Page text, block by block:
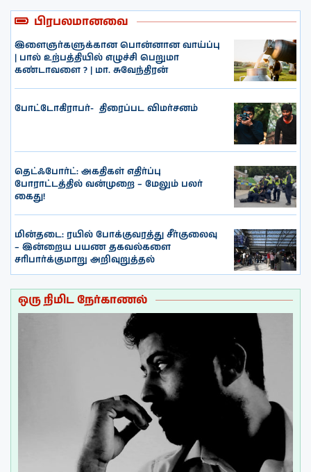
பிரபலமானவை
இளைஞர்களுக்கான பொன்னான வாய்ப்பு
| பால் உற்பத்தியில் எழுச்சி பெறுமா
கண்டாவளை ? | மா. சுவேந்திரன்
போட்டோகிராபர்- ‌ திரைப்பட விமர்சனம்
தெட்ஃபோர்ட்: அகதிகள் எதிர்ப்பு
போராட்டத்தில் வன்முறை – மேலும் பலர்
கைது!
மின்தடை: ரயில் போக்குவரத்து சீர்குலைவு
– இன்றைய பயண தகவல்களை
சரிபார்க்குமாறு அறிவுறுத்தல்
ஒரு நிமிட நேர்காணல்